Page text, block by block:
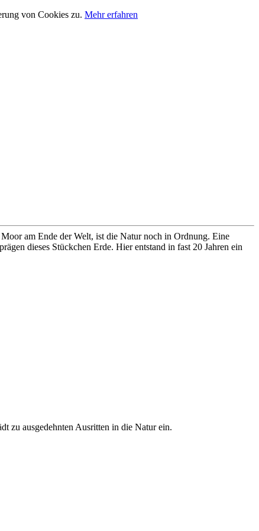
von Cookies zu. Mehr erfahren
am Ende der Welt, ist die Natur noch in Ordnung. Eine
dieses Stückchen Erde. Hier entstand in fast 20 Jahren ein
zu ausgedehnten Ausritten in die Natur ein.